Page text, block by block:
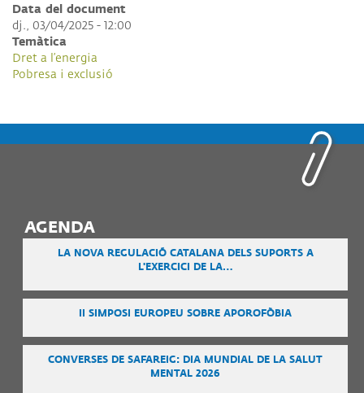
Data del document
dj., 03/04/2025 - 12:00
Temàtica
Dret a l’energia
Pobresa i exclusió
AGENDA
LA NOVA REGULACIÓ CATALANA DELS SUPORTS A
L'EXERCICI DE LA…
II SIMPOSI EUROPEU SOBRE APOROFÒBIA
CONVERSES DE SAFAREIG: DIA MUNDIAL DE LA SALUT
MENTAL 2026